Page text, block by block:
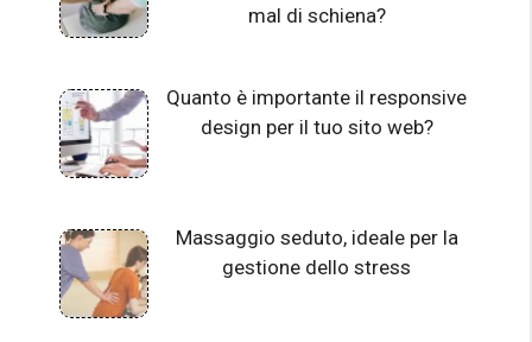
mal di schiena?
Quanto è importante il responsive
design per il tuo sito web?
Massaggio seduto, ideale per la
gestione dello stress